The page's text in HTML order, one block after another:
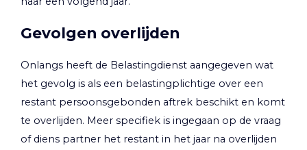
Gevolgen overlijden
Onlangs heeft de Belastingdienst aangegeven wat
het gevolg is als een belastingplichtige over een
restant persoonsgebonden aftrek beschikt en komt
te overlijden. Meer specifiek is ingegaan op de vraag
of diens partner het restant in het jaar na overlijden